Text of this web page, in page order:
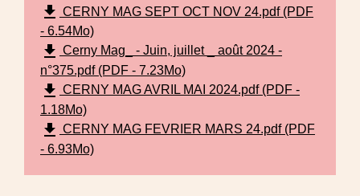
file_download CERNY MAG SEPT OCT NOV 24.pdf (PDF
- 6.54Mo)
file_download Cerny Mag_ - Juin, juillet _ août 2024 -
n°375.pdf (PDF - 7.23Mo)
file_download CERNY MAG AVRIL MAI 2024.pdf (PDF -
1.18Mo)
file_download CERNY MAG FEVRIER MARS 24.pdf (PDF
- 6.93Mo)